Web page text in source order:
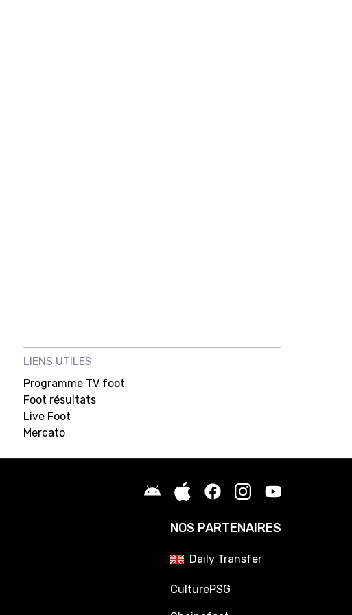
LIENS UTILES
Programme TV foot
Foot résultats
Live Foot
Mercato
NOS PARTENAIRES
Daily Transfer
CulturePSG